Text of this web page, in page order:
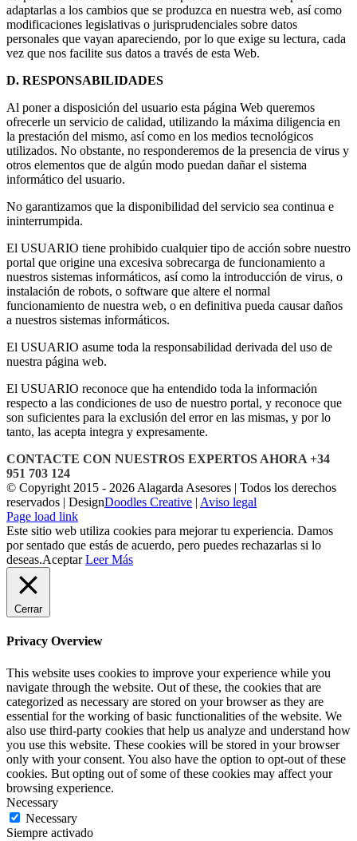
adaptarlas a los cambios que se produzca en nuestra web, así como
modificaciones legislativas o jurisprudenciales sobre datos
personales que vayan apareciendo, por lo que exige su lectura, cada
vez que nos facilite sus datos a través de esta Web.
D. RESPONSABILIDADES
Al poner a disposición del usuario esta página Web queremos
ofrecerle un servicio de calidad, utilizando la máxima diligencia en
la prestación del mismo, así como en los medios tecnológicos
utilizados. No obstante, no responderemos de la presencia de virus y
otros elementos que de algún modo puedan dañar el sistema
informático del usuario.
No garantizamos que la disponibilidad del servicio sea continua e
ininterrumpida.
El USUARIO tiene prohibido cualquier tipo de acción sobre nuestro
portal que origine una excesiva sobrecarga de funcionamiento a
nuestros sistemas informáticos, así como la introducción de virus, o
instalación de robots, o software que altere el normal
funcionamiento de nuestra web, o en definitiva pueda causar daños
a nuestros sistemas informáticos.
El USUARIO asume toda la responsabilidad derivada del uso de
nuestra página web.
El USUARIO reconoce que ha entendido toda la información
respecto a las condiciones de uso de nuestro portal, y reconoce que
son suficientes para la exclusión del error en las mismas, y por lo
tanto, las acepta integra y expresamente.
CONTACTE CON NUESTROS EXPERTOS AHORA +34
951 703 124
© Copyright 2015 - 2026 Alagarda Asesores | Todos los derechos
reservados | DesignDoodles Creative | Aviso legal
Facebook
Correo
electrónico
Page load link
Este sitio web utiliza cookies para mejorar tu experiencia. Damos
por sentado que estás de acuerdo, pero puedes rechazarlas si lo
deseas.Aceptar Leer Más
Cerrar
Privacy Overview
This website uses cookies to improve your experience while you
navigate through the website. Out of these, the cookies that are
categorized as necessary are stored on your browser as they are
essential for the working of basic functionalities of the website. We
also use third-party cookies that help us analyze and understand how
you use this website. These cookies will be stored in your browser
only with your consent. You also have the option to opt-out of these
cookies. But opting out of some of these cookies may affect your
browsing experience.
Necessary
Necessary
Siempre activado